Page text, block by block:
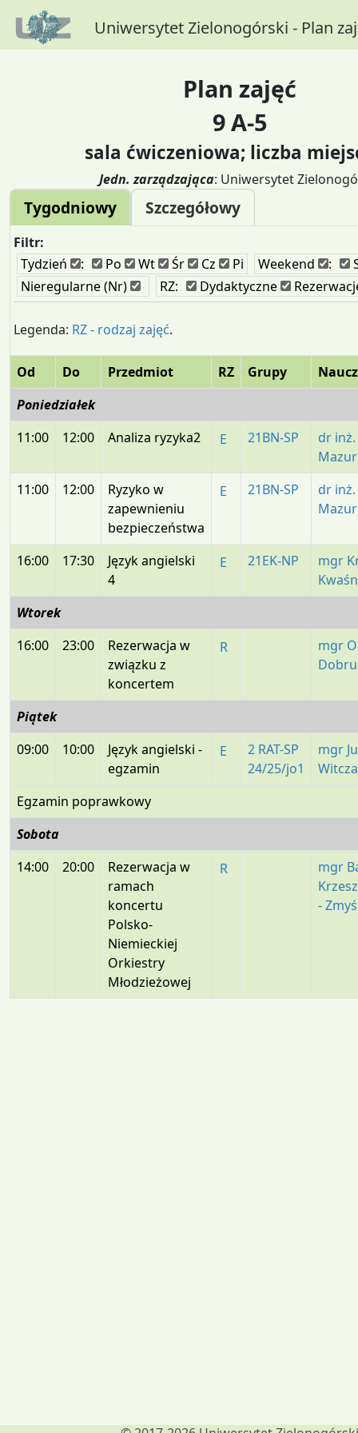
Uniwersytet Zielonogórski - Plan
Plan zajęć
9 A-5
sala ćwiczeniowa; liczba
Jedn. zarządzająca: Uniwersytet
Tygodniowy Szczegółowy
Filtr:
Tydzień
: Po Wt Śr Cz Pi Weekend :
Nieregularne (Nr)
RZ: Dydaktyczne
Legenda: RZ - rodzaj zajęć.
Od Do Przedmiot RZ Grupy
Poniedziałek
11:00
12:00 Analiza ryzyka2 E 21BN-SP
dr
11:00
12:00
Ryzyko w
zapewnieniu
bezpieczeństwa
E 21BN-SP
dr
16:00 17:30
Język angielski
4
E 21EK-NP
mgr
Wtorek
16:00
23:00
Rezerwacja w
związku z
koncertem
R
mgr
Piątek
09:00
10:00
Język angielski -
egzamin
E
2 RAT-SP
24/25/jo1
mgr
Egzamin poprawkowy
Sobota
14:00
20:00
Rezerwacja w
ramach
koncertu
Polsko-
Niemieckiej
Orkiestry
Młodzieżowej
R
mgr
-